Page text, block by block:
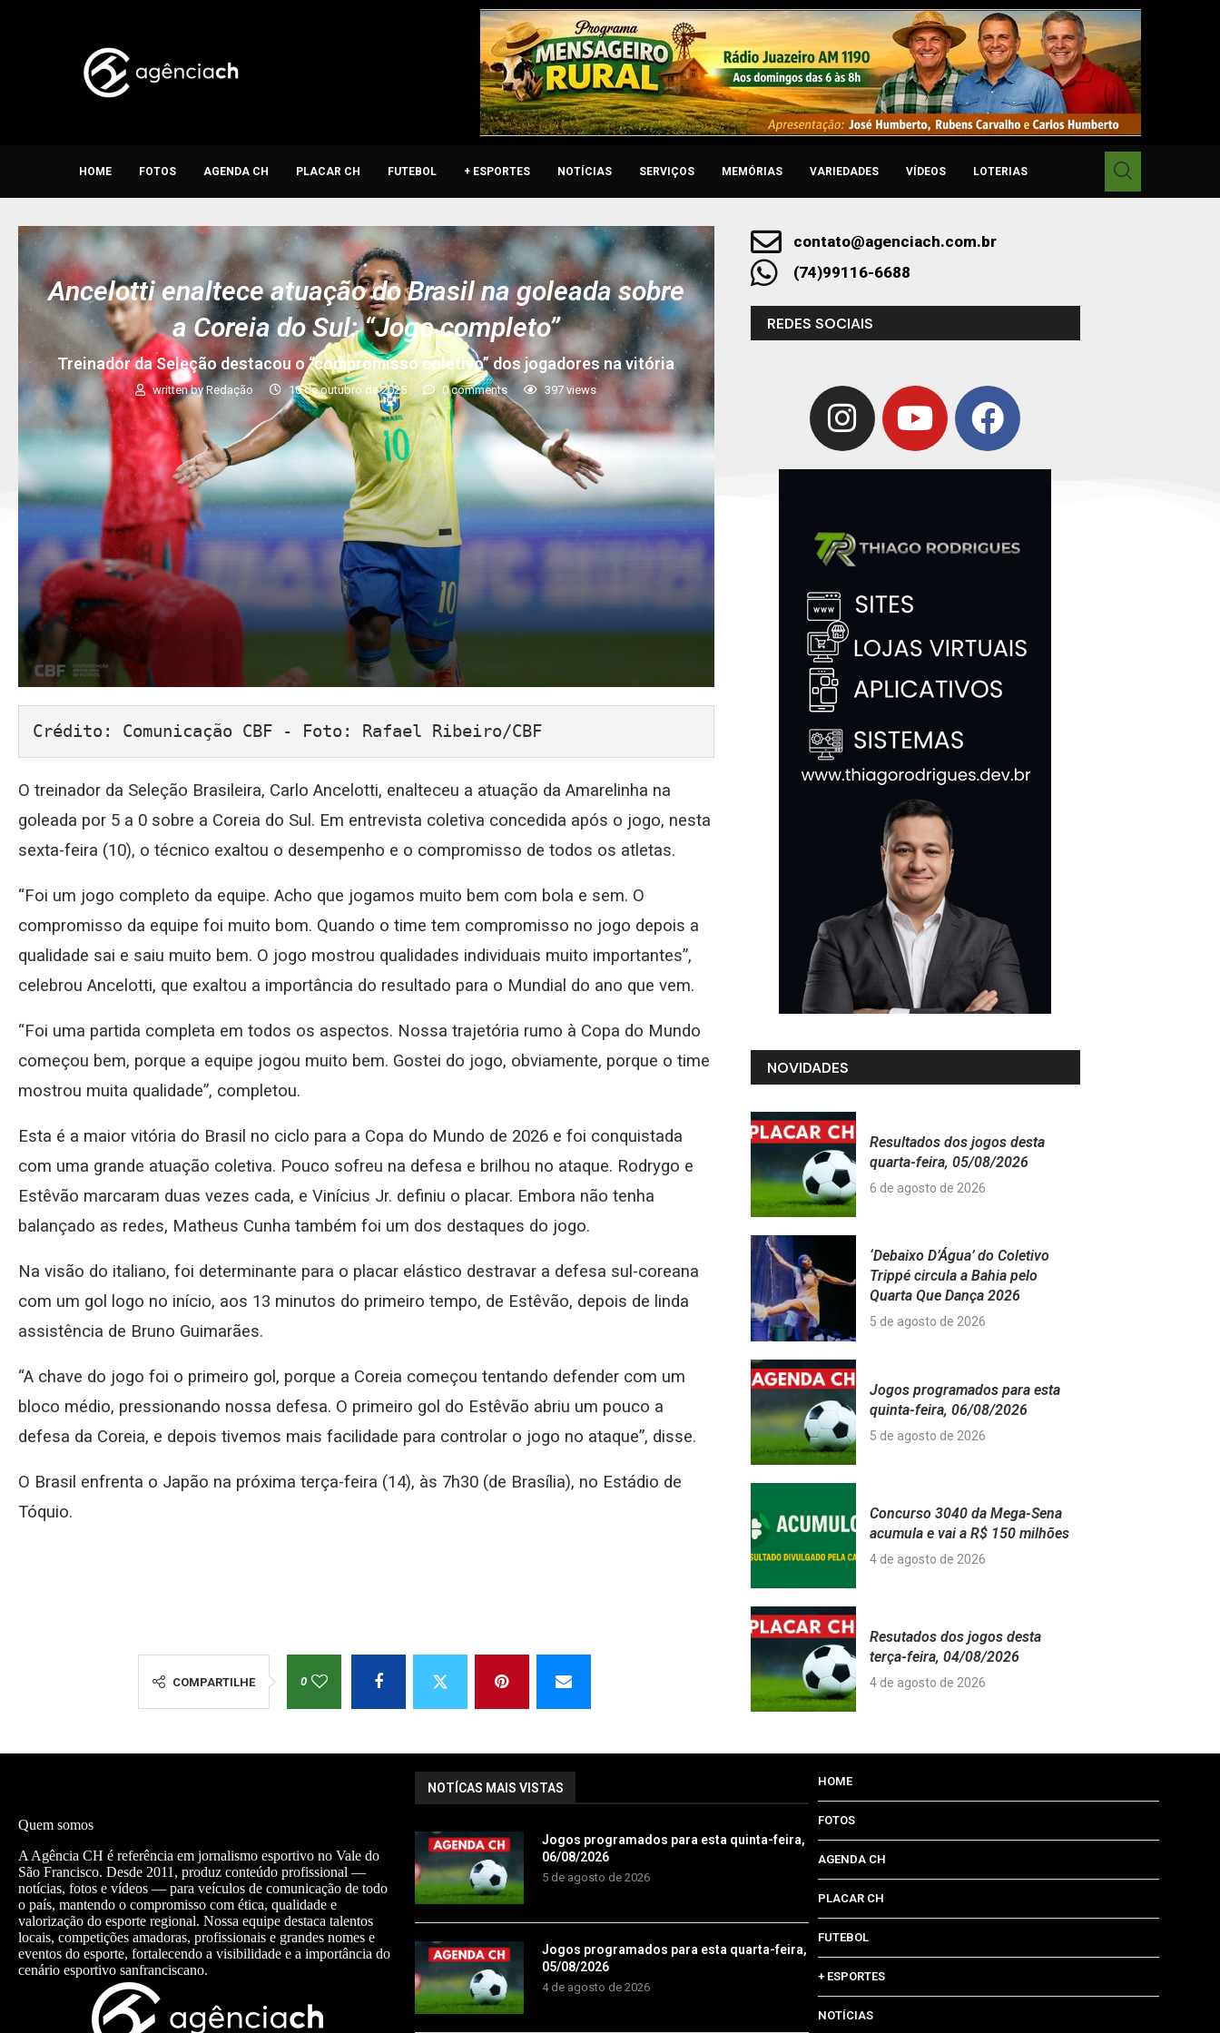
HOME FOTOS AGENDA CH PLACAR CH FUTEBOL + ESPORTES NOTÍCIAS SERVIÇOS MEMÓRIAS VARIEDADES VÍDEOS LOTERIAS
Ancelotti enaltece atuação do Brasil na goleada sobre
a Coreia do Sul: “Jogo completo”
Treinador da Seleção destacou o “compromisso coletivo” dos jogadores na vitória
written byRedação 10 de outubro de 2025 0 comments 397 views
Crédito: Comunicação CBF - Foto: Rafael Ribeiro/CBF
O treinador da Seleção Brasileira, Carlo Ancelotti, enalteceu a atuação da Amarelinha na
goleada por 5 a 0 sobre a Coreia do Sul. Em entrevista coletiva concedida após o jogo, nesta
sexta-feira (10), o técnico exaltou o desempenho e o compromisso de todos os atletas.
“Foi um jogo completo da equipe. Acho que jogamos muito bem com bola e sem. O
compromisso da equipe foi muito bom. Quando o time tem compromisso no jogo depois a
qualidade sai e saiu muito bem. O jogo mostrou qualidades individuais muito importantes”,
celebrou Ancelotti, que exaltou a importância do resultado para o Mundial do ano que vem.
“Foi uma partida completa em todos os aspectos. Nossa trajetória rumo à Copa do Mundo
começou bem, porque a equipe jogou muito bem. Gostei do jogo, obviamente, porque o time
mostrou muita qualidade”, completou.
Esta é a maior vitória do Brasil no ciclo para a Copa do Mundo de 2026 e foi conquistada
com uma grande atuação coletiva. Pouco sofreu na defesa e brilhou no ataque. Rodrygo e
Estêvão marcaram duas vezes cada, e Vinícius Jr. definiu o placar. Embora não tenha
balançado as redes, Matheus Cunha também foi um dos destaques do jogo.
Na visão do italiano, foi determinante para o placar elástico destravar a defesa sul-coreana
com um gol logo no início, aos 13 minutos do primeiro tempo, de Estêvão, depois de linda
assistência de Bruno Guimarães.
“A chave do jogo foi o primeiro gol, porque a Coreia começou tentando defender com um
bloco médio, pressionando nossa defesa. O primeiro gol do Estêvão abriu um pouco a
defesa da Coreia, e depois tivemos mais facilidade para controlar o jogo no ataque”, disse.
O Brasil enfrenta o Japão na próxima terça-feira (14), às 7h30 (de Brasília), no Estádio de
Tóquio.
COMPARTILHE 0
contato@agenciach.com.br
(74)99116-6688
REDES SOCIAIS
NOVIDADES
Resultados dos jogos desta
quarta-feira, 05/08/2026
6 de agosto de 2026
‘Debaixo D’Água’ do Coletivo
Trippé circula a Bahia pelo
Quarta Que Dança 2026
5 de agosto de 2026
Jogos programados para esta
quinta-feira, 06/08/2026
5 de agosto de 2026
Concurso 3040 da Mega-Sena
acumula e vai a R$ 150 milhões
4 de agosto de 2026
Resutados dos jogos desta
terça-feira, 04/08/2026
4 de agosto de 2026
Quem somos
A Agência CH é referência em jornalismo esportivo no Vale do
São Francisco. Desde 2011, produz conteúdo profissional —
notícias, fotos e vídeos — para veículos de comunicação de todo
o país, mantendo o compromisso com ética, qualidade e
valorização do esporte regional. Nossa equipe destaca talentos
locais, competições amadoras, profissionais e grandes nomes e
eventos do esporte, fortalecendo a visibilidade e a importância do
cenário esportivo sanfranciscano.
NOTÍCAS MAIS VISTAS
Jogos programados para esta quinta-feira,
06/08/2026
5 de agosto de 2026
Jogos programados para esta quarta-feira,
05/08/2026
4 de agosto de 2026
HOME
FOTOS
AGENDA CH
PLACAR CH
FUTEBOL
+ ESPORTES
NOTÍCIAS